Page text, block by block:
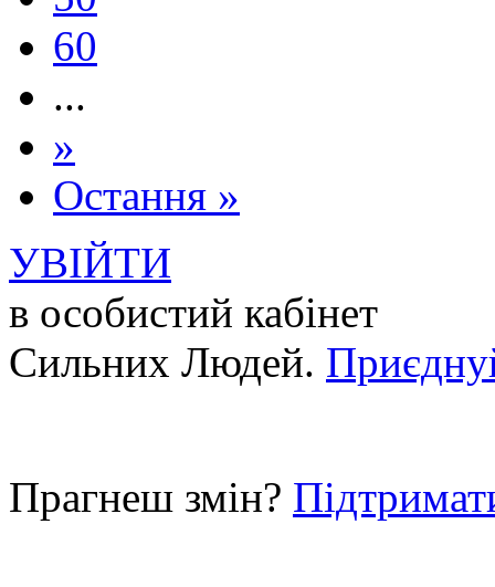
60
...
»
Остання »
УВІЙТИ
в особистий кабінет
Сильних Людей.
Прагнеш змін?